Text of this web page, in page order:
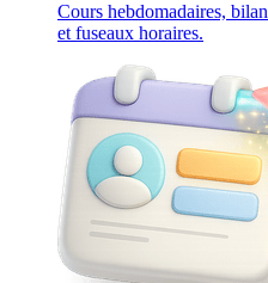
Cours hebdomadaires,
et fuseaux horaires.